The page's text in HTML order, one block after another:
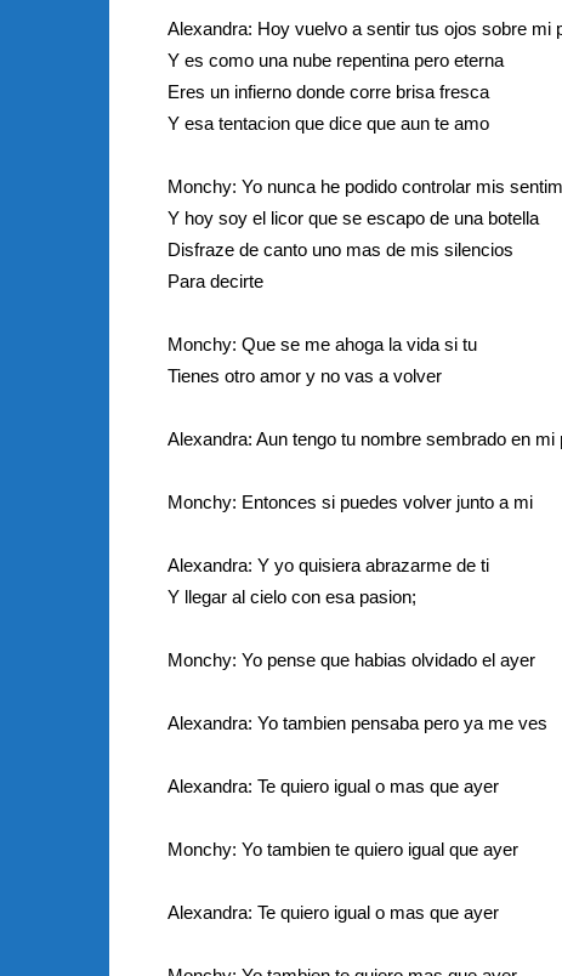
Alexandra: Hoy vuelvo a sentir tus ojos sobre mi
Y es como una nube repentina pero eterna
Eres un infierno donde corre brisa fresca
Y esa tentacion que dice que aun te amo
Monchy: Yo nunca he podido controlar mis
Y hoy soy el licor que se escapo de una botella
Disfraze de canto uno mas de mis silencios
Para decirte
Monchy: Que se me ahoga la vida si tu
Tienes otro amor y no vas a volver
Alexandra: Aun tengo tu nombre sembrado en mi
Monchy: Entonces si puedes volver junto a mi
Alexandra: Y yo quisiera abrazarme de ti
Y llegar al cielo con esa pasion;
Monchy: Yo pense que habias olvidado el ayer
Alexandra: Yo tambien pensaba pero ya me ves
Alexandra: Te quiero igual o mas que ayer
Monchy: Yo tambien te quiero igual que ayer
Alexandra: Te quiero igual o mas que ayer